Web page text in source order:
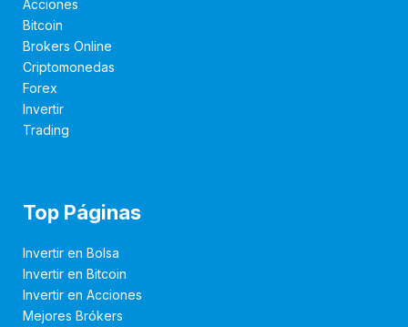
Acciones
Bitcoin
Brokers Online
Criptomonedas
Forex
Invertir
Trading
Top Páginas
Invertir en Bolsa
Invertir en Bitcoin
Invertir en Acciones
Mejores Brókers